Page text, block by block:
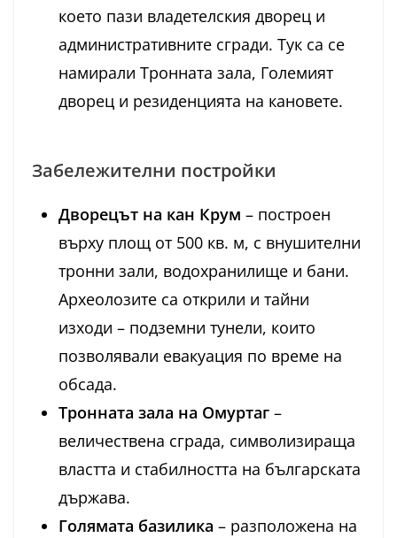
което пази владетелския дворец и
административните сгради. Тук са се
намирали Тронната зала, Големият
дворец и резиденцията на кановете.
Забележителни постройки
Дворецът на кан Крум – построен
върху площ от 500 кв. м, с внушителни
тронни зали, водохранилище и бани.
Археолозите са открили и тайни
изходи – подземни тунели, които
позволявали евакуация по време на
обсада.
Тронната зала на Омуртаг –
величествена сграда, символизираща
властта и стабилността на българската
държава.
Голямата базилика – разположена на